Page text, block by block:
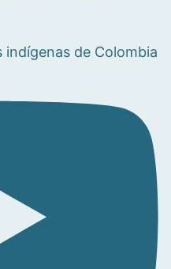
indígenas de Colombia